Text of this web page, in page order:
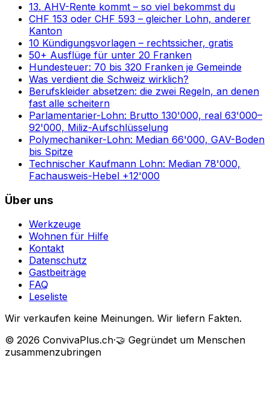
13. AHV-Rente kommt – so viel bekommst du
CHF 153 oder CHF 593 – gleicher Lohn, anderer
Kanton
10 Kündigungsvorlagen – rechtssicher, gratis
50+ Ausflüge für unter 20 Franken
Hundesteuer: 70 bis 320 Franken je Gemeinde
Was verdient die Schweiz wirklich?
Berufskleider absetzen: die zwei Regeln, an denen
fast alle scheitern
Parlamentarier-Lohn: Brutto 130'000, real 63'000–
92'000, Miliz-Aufschlüsselung
Polymechaniker-Lohn: Median 66'000, GAV-Boden
bis Spitze
Technischer Kaufmann Lohn: Median 78'000,
Fachausweis-Hebel +12'000
Über uns
Werkzeuge
Wohnen für Hilfe
Kontakt
Datenschutz
Gastbeiträge
FAQ
Leseliste
Wir verkaufen keine Meinungen. Wir liefern Fakten.
© 2026 ConvivaPlus.ch·🤝 Gegründet um Menschen
zusammenzubringen